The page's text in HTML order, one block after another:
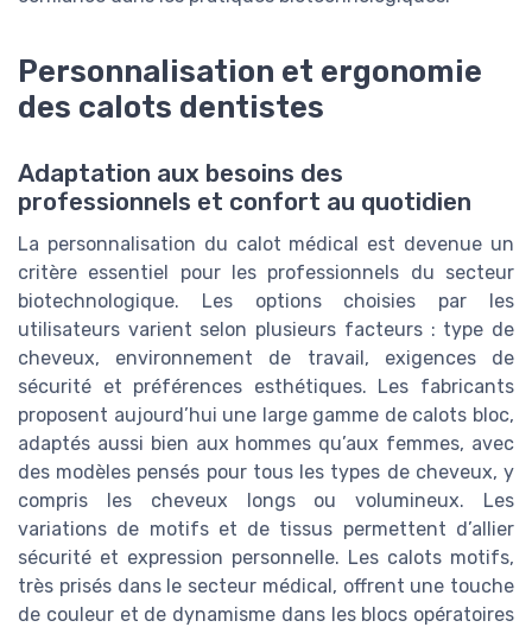
Personnalisation et ergonomie
des calots dentistes
Adaptation aux besoins des
professionnels et confort au quotidien
La personnalisation du calot médical est devenue un
critère essentiel pour les professionnels du secteur
biotechnologique. Les options choisies par les
utilisateurs varient selon plusieurs facteurs : type de
cheveux, environnement de travail, exigences de
sécurité et préférences esthétiques. Les fabricants
proposent aujourd’hui une large gamme de calots bloc,
adaptés aussi bien aux hommes qu’aux femmes, avec
des modèles pensés pour tous les types de cheveux, y
compris les cheveux longs ou volumineux. Les
variations de motifs et de tissus permettent d’allier
sécurité et expression personnelle. Les calots motifs,
très prisés dans le secteur médical, offrent une touche
de couleur et de dynamisme dans les blocs opératoires